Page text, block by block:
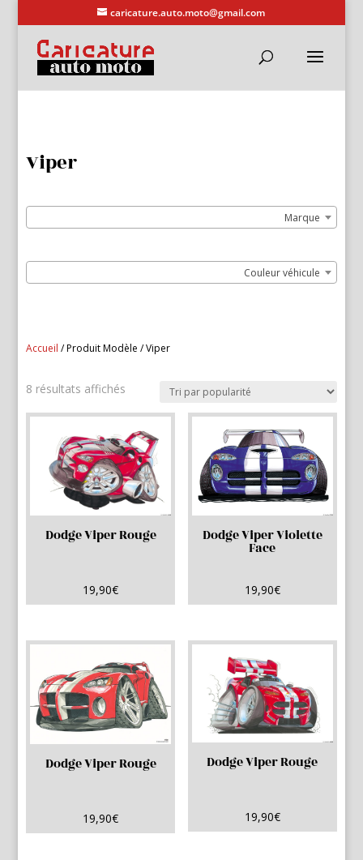
caricature.auto.moto@gmail.com
Viper
Marque
Couleur véhicule
Accueil / Produit Modèle / Viper
8 résultats affichés
popularité
Dodge Viper Rouge
19,90€
Dodge Viper Violette
Face
19,90€
Dodge Viper Rouge
19,90€
Dodge Viper Rouge
19,90€